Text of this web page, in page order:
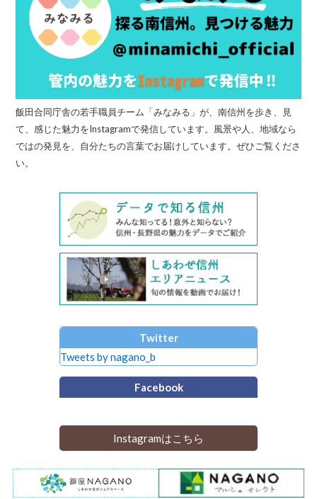
飯田合同庁舎の若手職員チーム「みなみる」が、南信州を歩き、見
て、感じた魅力をInstagramで発信しています。風景や人、地域なら
ではの発見を、自分たちの言葉でお届けしています。ぜひご覧くださ
い。
Twitter
Tweets by nagano_b
Facebook
Instagramはこちら